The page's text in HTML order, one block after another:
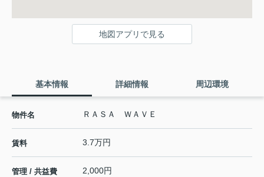
地図アプリで見る
基本情報 詳細情報 周辺環境
物件名 ＲＡＳＡ ＷＡＶＥ
賃料 3.7万円
管理 / 共益費 2,000円